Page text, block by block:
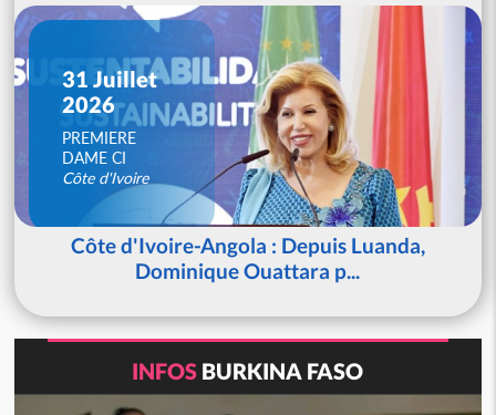
31 Juillet
2026
PREMIERE
DAME CI
Côte d'Ivoire
Côte d'Ivoire-Angola : Depuis Luanda,
Dominique Ouattara p...
INFOS BURKINA FASO